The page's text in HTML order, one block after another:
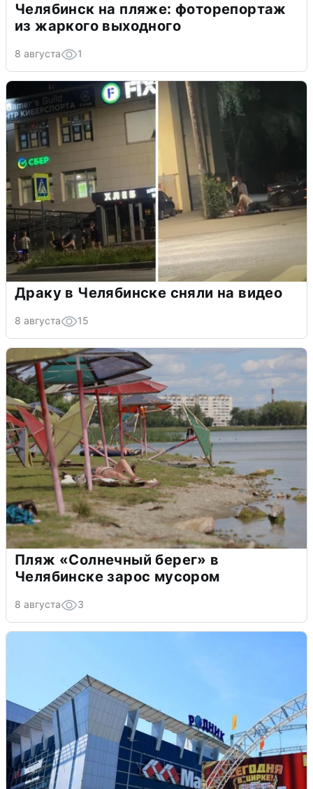
Челябинск на пляже: фоторепортаж
из жаркого выходного
8 августа 1
Драку в Челябинске сняли на видео
8 августа 15
Пляж «Солнечный берег» в
Челябинске зарос мусором
8 августа 3